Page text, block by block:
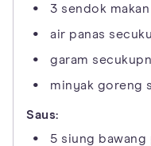
3 sendok
air panas
garam
minyak goreng
Saus:
5 siung bawang